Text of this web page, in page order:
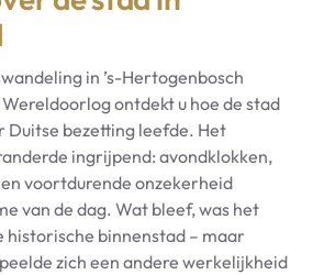
in ’s-Hertogenbosch
ontdekt u hoe de stad
Duitse bezetting leefde. Het
ingrijpend: avondklokken,
voortdurende onzekerheid
van de dag. Wat bleef, was het
historische binnenstad – maar
zich een andere werkelijkheid